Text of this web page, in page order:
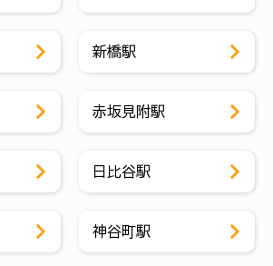
新橋駅
赤坂見附駅
日比谷駅
神谷町駅